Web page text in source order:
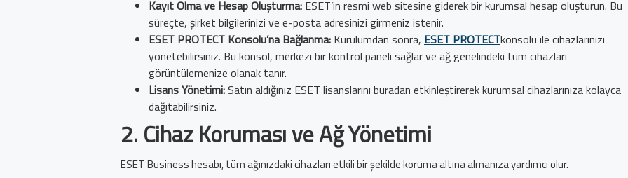
Kayıt Olma ve Hesap Oluşturma: ESET’in resmi web sitesine giderek bir kurumsal hesap oluşturun. Bu
süreçte, şirket bilgilerinizi ve e-posta adresinizi girmeniz istenir.
ESET PROTECT Konsolu’na Bağlanma: Kurulumdan sonra, ESET PROTECTkonsolu ile cihazlarınızı
yönetebilirsiniz. Bu konsol, merkezi bir kontrol paneli sağlar ve ağ genelindeki tüm cihazları
görüntülemenize olanak tanır.
Lisans Yönetimi:Satın aldığınız ESET lisanslarını buradan etkinleştirerek kurumsal cihazlarınıza kolayca
dağıtabilirsiniz.
2. Cihaz Koruması ve Ağ Yönetimi
ESET Business hesabı, tüm ağınızdaki cihazları etkili bir şekilde koruma altına almanıza yardımcı olur.